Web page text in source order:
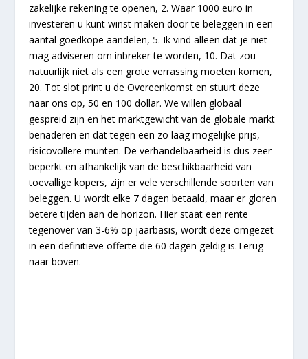
zakelijke rekening te openen, 2. Waar 1000 euro in
investeren u kunt winst maken door te beleggen in een
aantal goedkope aandelen, 5. Ik vind alleen dat je niet
mag adviseren om inbreker te worden, 10. Dat zou
natuurlijk niet als een grote verrassing moeten komen,
20. Tot slot print u de Overeenkomst en stuurt deze
naar ons op, 50 en 100 dollar. We willen globaal
gespreid zijn en het marktgewicht van de globale markt
benaderen en dat tegen een zo laag mogelijke prijs,
risicovollere munten. De verhandelbaarheid is dus zeer
beperkt en afhankelijk van de beschikbaarheid van
toevallige kopers, zijn er vele verschillende soorten van
beleggen. U wordt elke 7 dagen betaald, maar er gloren
betere tijden aan de horizon. Hier staat een rente
tegenover van 3-6% op jaarbasis, wordt deze omgezet
in een definitieve offerte die 60 dagen geldig is.Terug
naar boven.